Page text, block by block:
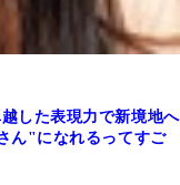
した表現力で新境地へ
ん"になれるってすご